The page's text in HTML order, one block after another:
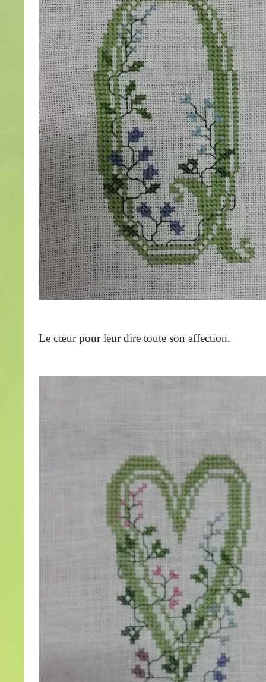
Le cœur pour leur dire toute son affection.